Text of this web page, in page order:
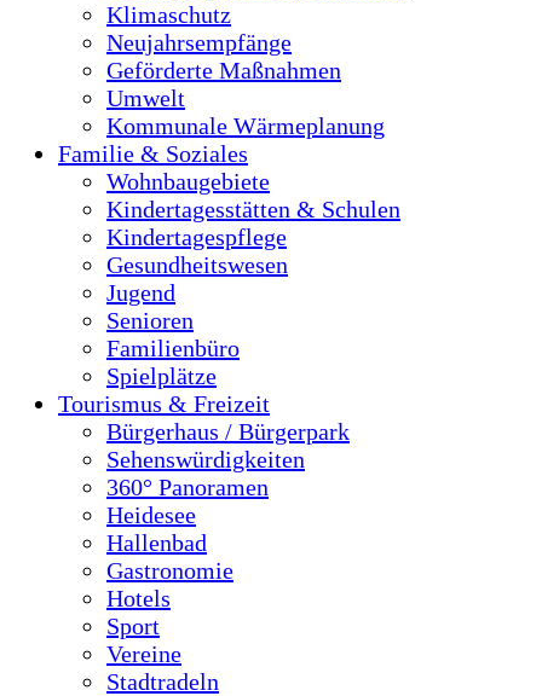
Klimaschutz
Neujahrsempfänge
Geförderte Maßnahmen
Umwelt
Kommunale Wärmeplanung
Familie & Soziales
Wohnbaugebiete
Kindertagesstätten & Schulen
Kindertagespflege
Gesundheitswesen
Jugend
Senioren
Familienbüro
Spielplätze
Tourismus & Freizeit
Bürgerhaus / Bürgerpark
Sehenswürdigkeiten
360° Panoramen
Heidesee
Hallenbad
Gastronomie
Hotels
Sport
Vereine
Stadtradeln